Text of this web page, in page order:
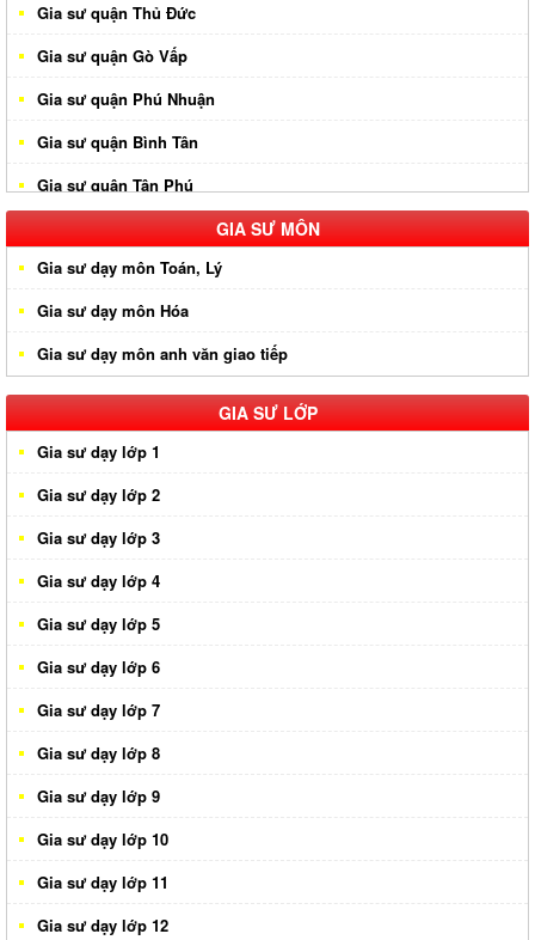
Gia sư quận Thủ Đức
Gia sư quận Gò Vấp
Gia sư quận Phú Nhuận
Gia sư quận Bình Tân
Gia sư quận Tân Phú
Gia sư huyện Hóc Môn
Gia sư huyện Cần Giờ
Gia sư huyên Bình Chánh
Gia sư huyện Nhà Bè
Gia sư huyện Củ Chi
GIA SƯ MÔN
Gia sư dạy môn Toán, Lý
Gia sư dạy môn Hóa
Gia sư dạy môn anh văn giao tiếp
GIA SƯ LỚP
Gia sư dạy lớp 1
Gia sư dạy lớp 2
Gia sư dạy lớp 3
Gia sư dạy lớp 4
Gia sư dạy lớp 5
Gia sư dạy lớp 6
Gia sư dạy lớp 7
Gia sư dạy lớp 8
Gia sư dạy lớp 9
Gia sư dạy lớp 10
Gia sư dạy lớp 11
Gia sư dạy lớp 12